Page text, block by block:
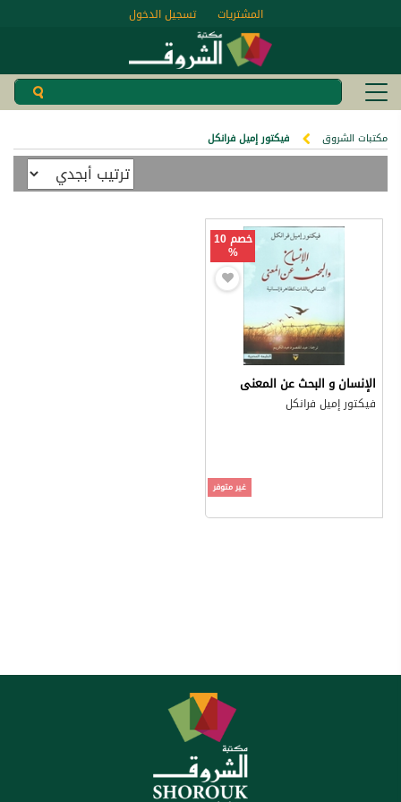
تسجيل الدخول المشتريات
مكتبات الشروق فيكتور إميل فرانكل
خصم 10
%
الإنسان و البحث عن المعنى
فيكتور إميل فرانكل
غير متوفر